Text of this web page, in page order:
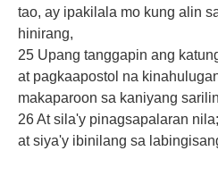
tao, ay ipakilala mo kung alin
hinirang,
25 Upang tanggapin ang
at pagkaapostol na
makaparoon sa kaniyang
26 At sila'y pinagsapalaran
at siya'y ibinilang sa